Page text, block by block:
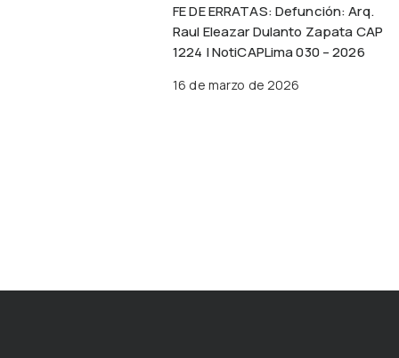
FE DE ERRATAS: Defunción: Arq.
Raul Eleazar Dulanto Zapata CAP
1224 | NotiCAPLima 030 – 2026
16 de marzo de 2026